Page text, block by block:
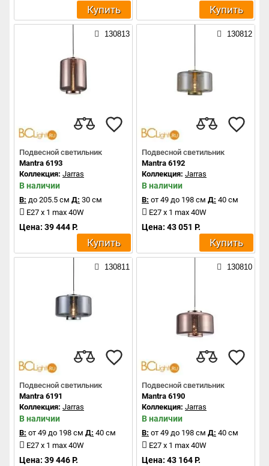
Купить Купить
130813
Подвесной светильник
Mantra 6193
Коллекция: Jarras
В наличии
В: до 205.5 см Д: 30 см
E27 x 1 max 40W
Цена: 39 444 Р.
Купить
130812
Подвесной светильник
Mantra 6192
Коллекция: Jarras
В наличии
В: от 49 до 198 см Д: 40 см
E27 x 1 max 40W
Цена: 43 051 Р.
Купить
130811
Подвесной светильник
Mantra 6191
Коллекция: Jarras
В наличии
В: от 49 до 198 см Д: 40 см
E27 x 1 max 40W
Цена: 39 446 Р.
130810
Подвесной светильник
Mantra 6190
Коллекция: Jarras
В наличии
В: от 49 до 198 см Д: 40 см
E27 x 1 max 40W
Цена: 43 164 Р.